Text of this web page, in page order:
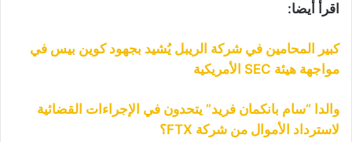
اقرأ أيضا:
كبير المحامين في شركة الريبل يُشيد بجهود كوين بيس في
مواجهة هيئة SEC الأمريكية
والدا “سام بانكمان فريد” يتحدون في الإجراءات القضائية
لاسترداد الأموال من شركة FTX؟